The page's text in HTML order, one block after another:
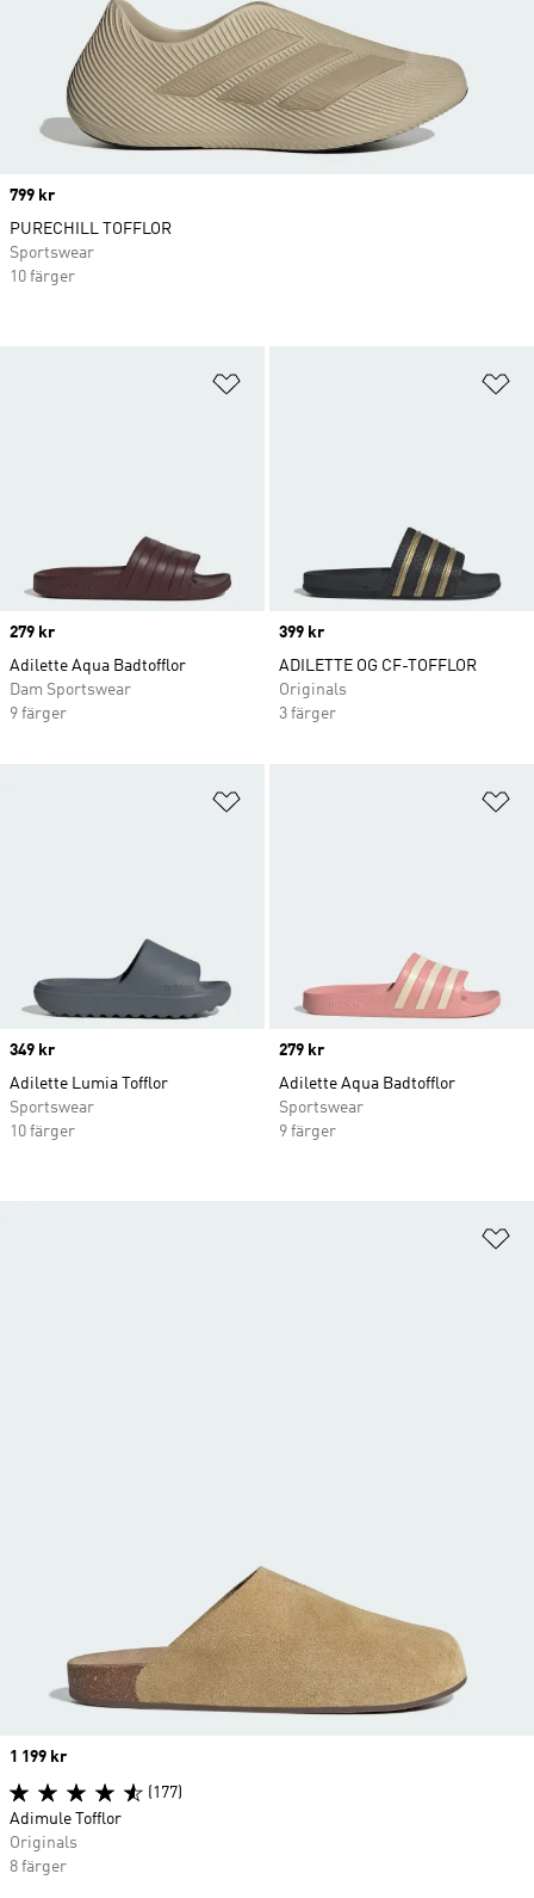
Price
279 kr
Adilette Aqua Badtofflor
Dam Sportswear
9 färger
Price
399 kr
ADILETTE OG CF-TOFFLOR
Originals
3 färger
Price
349 kr
Adilette Lumia Tofflor
Sportswear
10 färger
Price
279 kr
Adilette Aqua Badtofflor
Sportswear
9 färger
Price
799 kr
PURECHILL TOFFLOR
Sportswear
10 färger
Price
1 199 kr
(177)
Adimule Tofflor
Originals
8 färger